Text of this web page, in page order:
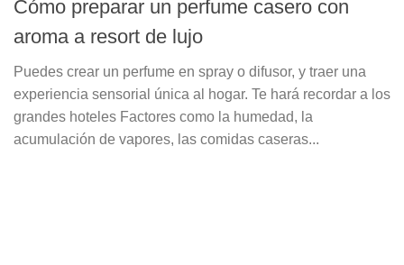
Cómo preparar un perfume casero con
aroma a resort de lujo
Puedes crear un perfume en spray o difusor, y traer una
experiencia sensorial única al hogar. Te hará recordar a los
grandes hoteles Factores como la humedad, la
acumulación de vapores, las comidas caseras...